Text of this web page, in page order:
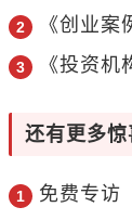
《创业案
《投资机
还有更多惊
免费专访